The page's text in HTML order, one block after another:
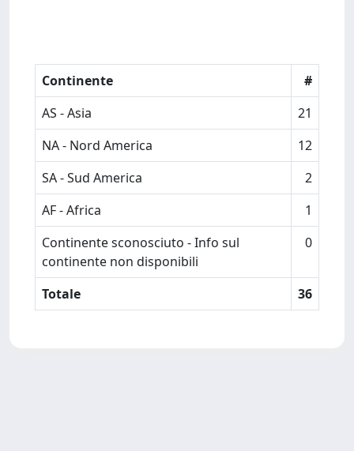
Continente
#
AS - Asia
21
NA - Nord America
12
SA - Sud America
2
AF - Africa
1
Continente sconosciuto - Info sul
continente non disponibili
0
Totale 36